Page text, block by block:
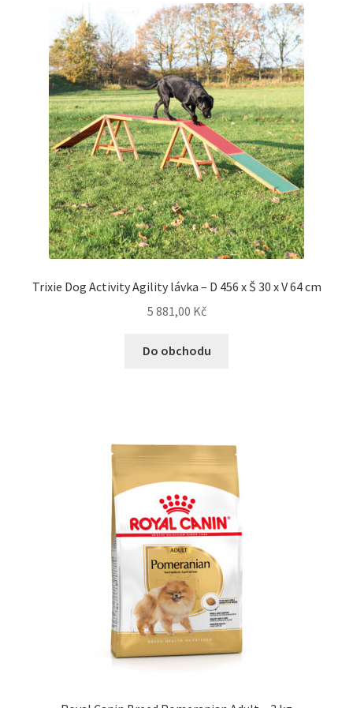
Trixie Dog Activity Agility lávka – D 456 x Š 30 x V 64 cm
5 881,00 Kč
Do obchodu